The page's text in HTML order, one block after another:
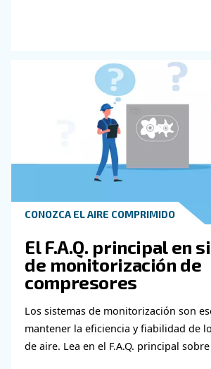
Además, evalúe los niveles
entorno de trabajo cómodo. Por
mantenimiento y el precio de
en compresores puede ayudarle a
y adaptada a sus necesidades